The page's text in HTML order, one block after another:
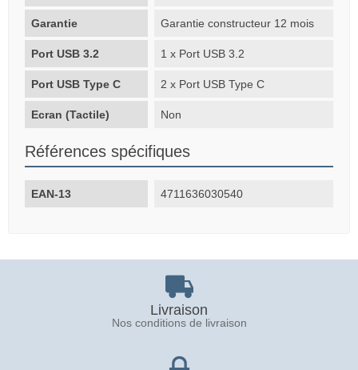
Garantie Garantie constructeur 12 mois
Port USB 3.2 1 x Port USB 3.2
Port USB Type C 2 x Port USB Type C
Ecran (Tactile) Non
Références spécifiques
EAN-13 4711636030540
Livraison
Nos conditions de livraison